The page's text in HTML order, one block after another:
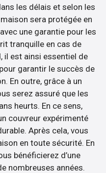
les délais et selon les
sera protégée en
une garantie pour les
tranquille en cas de
il est ainsi essentiel de
garantir le succès de
En outre, grâce à un
serez assuré que les
heurts. En ce sens,
couvreur expérimenté
Après cela, vous
en toute sécurité. En
bénéficierez d’une
nombreuses années.